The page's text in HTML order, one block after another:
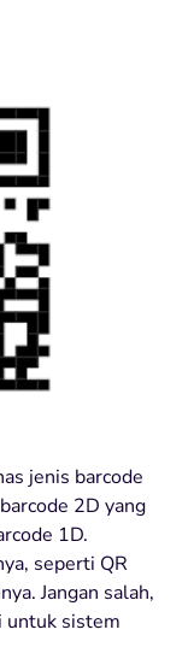
jenis barcode
2D yang
1D.
seperti QR
Jangan salah,
untuk sistem